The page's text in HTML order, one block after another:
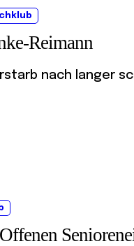
Reimann
nach langer